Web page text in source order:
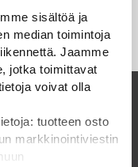
sisältöä ja
median toimintoja
Jaamme
jotka toimittavat
voivat olla
tuotteen osto
markkinointiviestin
ja luotettava
1985